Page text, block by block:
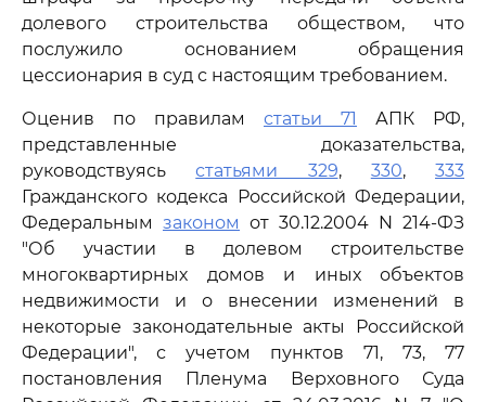
долевого строительства обществом, что
послужило основанием обращения
цессионария в суд с настоящим требованием.
Оценив по правилам статьи 71
АПК РФ,
представленные доказательства,
руководствуясьстатьями 329, 330, 333
Гражданского кодекса Российской Федерации,
Федеральным законом от 30.12.2004 N 214-ФЗ
"Об участии в долевом строительстве
многоквартирных домов и иных объектов
недвижимости и о внесении изменений в
некоторые законодательные акты Российской
Федерации", с учетом пунктов 71, 73, 77
постановления Пленума Верховного Суда